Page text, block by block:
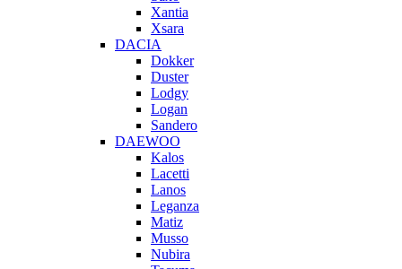
Xantia
Xsara
DACIA
Dokker
Duster
Lodgy
Logan
Sandero
DAEWOO
Kalos
Lacetti
Lanos
Leganza
Matiz
Musso
Nubira